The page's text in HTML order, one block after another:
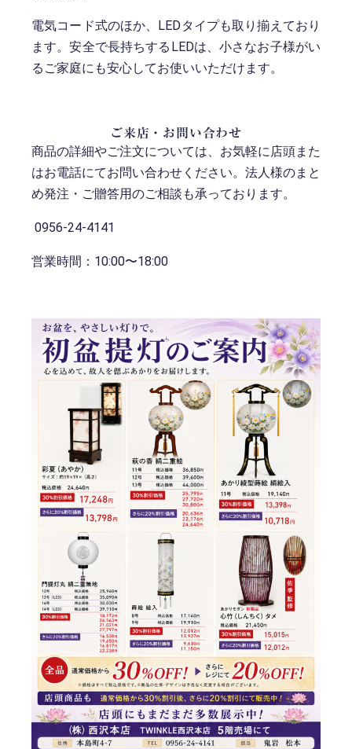
電気コード式のほか、LEDタイプも取り揃えており
ます。安全で長持ちするLEDは、小さなお子様がい
るご家庭にも安心してお使いいただけます。
ご来店・お問い合わせ
商品の詳細やご注文については、お気軽に店頭また
はお電話にてお問い合わせください。法人様のまと
め発注・ご贈答用のご相談も承っております。
0956-24-4141
営業時間：10:00〜18:00